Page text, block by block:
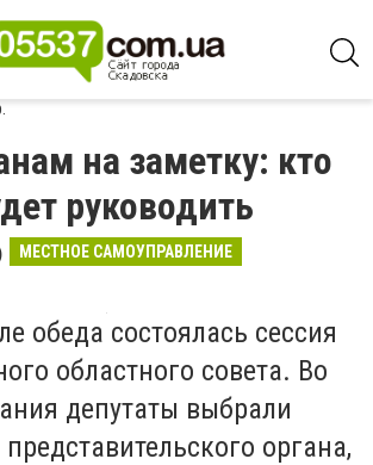
на заметку: кто
руководить
МЕСТНОЕ САМОУПРАВЛЕНИЕ
обеда состоялась сессия
областного совета. Во
депутаты выбрали
органа,